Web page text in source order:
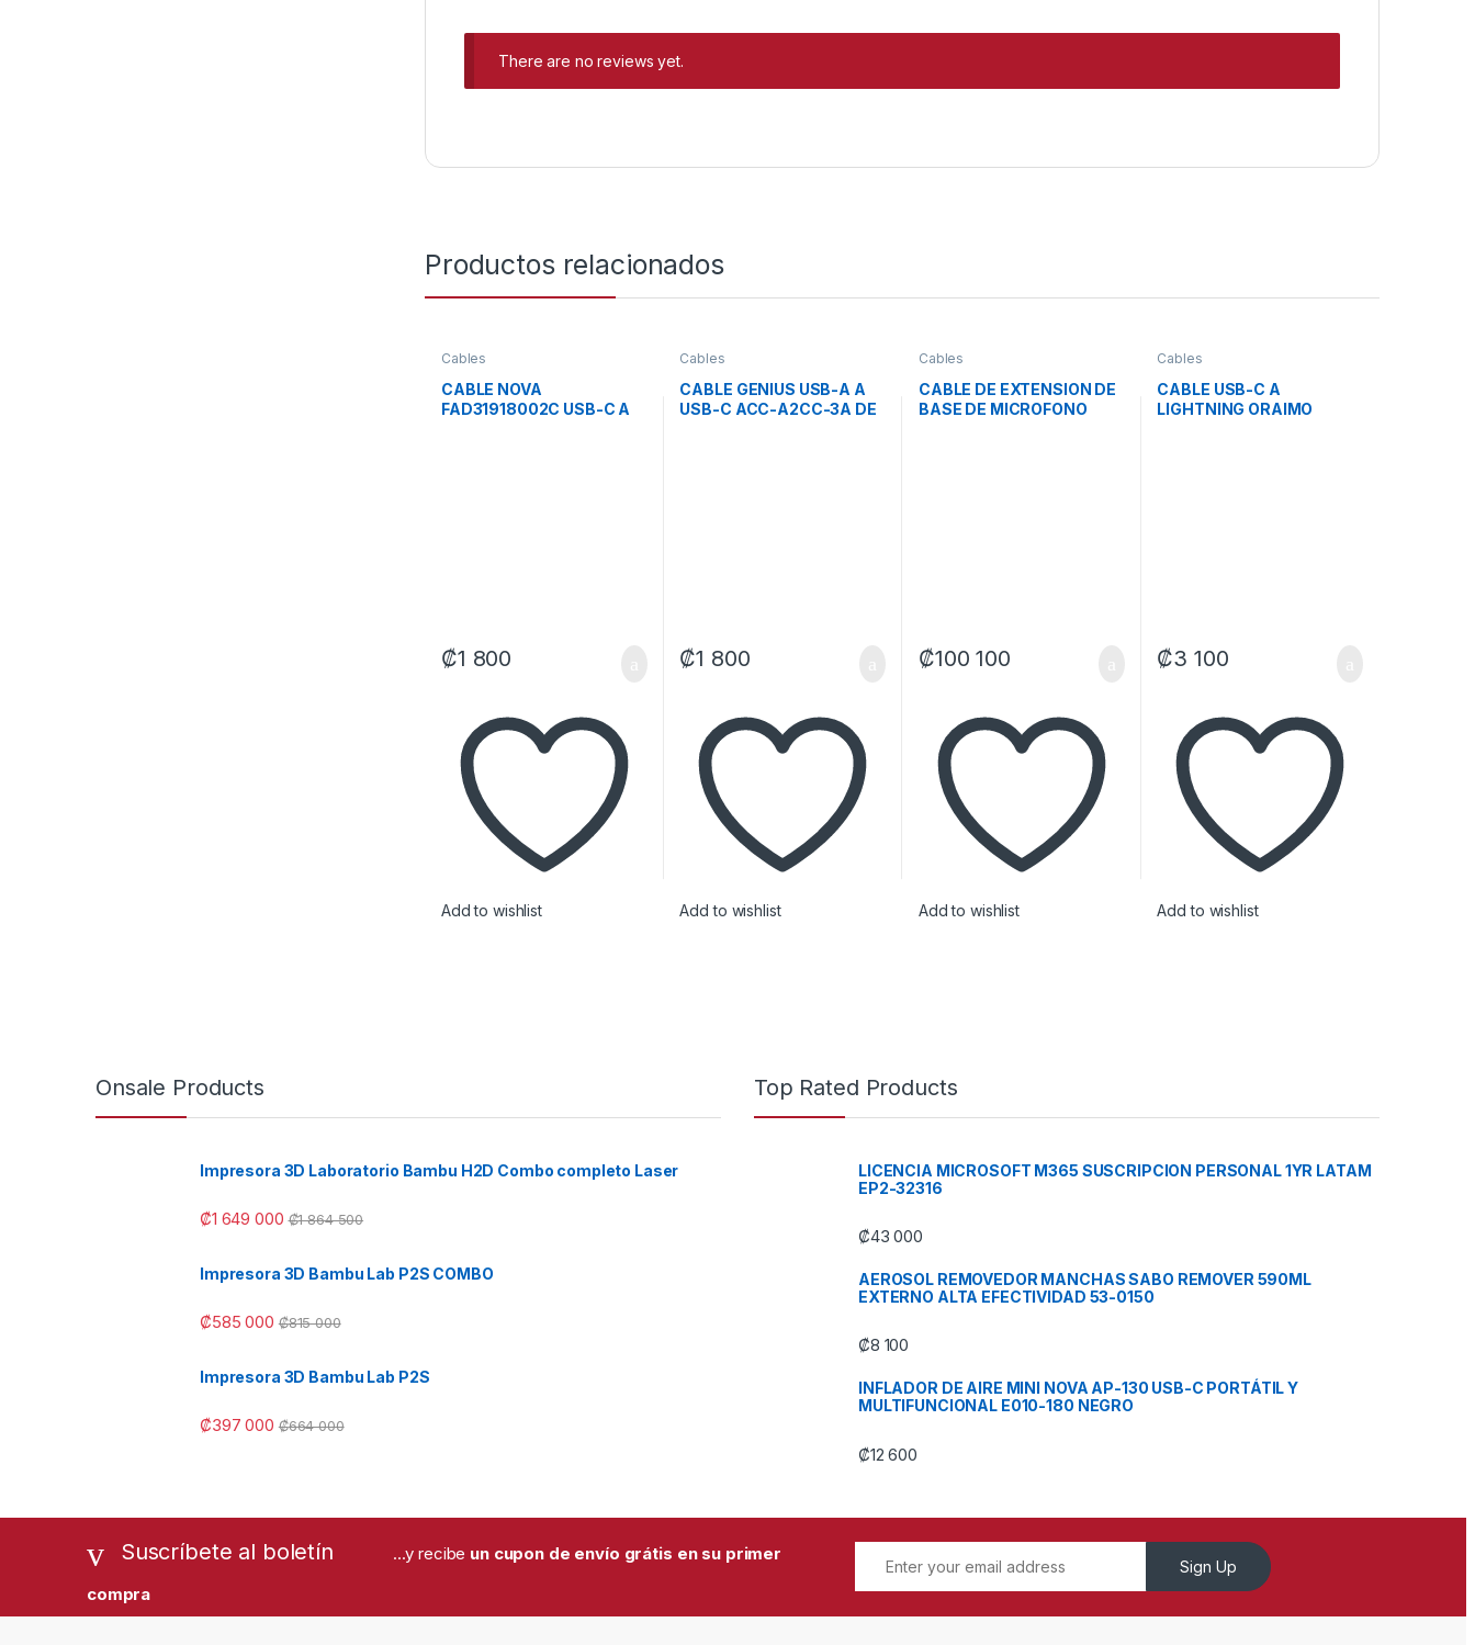
There are no reviews yet.
Productos relacionados
Cables
CABLE NOVA
FAD31918002C USB-C A
₡1 800
Add to wishlist
Cables
CABLE GENIUS USB-A A
USB-C ACC-A2CC-3A DE
₡1 800
Add to wishlist
Cables
CABLE DE EXTENSION DE
BASE DE MICROFONO
₡100 100
Add to wishlist
Cables
CABLE USB-C A
LIGHTNING ORAIMO
₡3 100
Add to wishlist
Onsale Products
Impresora 3D Laboratorio Bambu H2D Combo completo Laser
₡1 649 000 ₡1 864 500
Impresora 3D Bambu Lab P2S COMBO
₡585 000 ₡815 000
Impresora 3D Bambu Lab P2S
₡397 000 ₡664 000
Top Rated Products
LICENCIA MICROSOFT M365 SUSCRIPCION PERSONAL 1YR LATAM
EP2-32316
₡43 000
AEROSOL REMOVEDOR MANCHAS SABO REMOVER 590ML
EXTERNO ALTA EFECTIVIDAD 53-0150
₡8 100
INFLADOR DE AIRE MINI NOVA AP-130 USB-C PORTÁTIL Y
MULTIFUNCIONAL E010-180 NEGRO
₡12 600
Suscríbete al boletín ...y recibe un cupon de envío grátis en su primer
compra
Sign Up